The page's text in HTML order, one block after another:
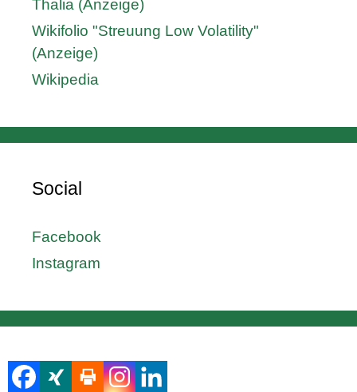
Thalia (Anzeige)
Wikifolio "Streuung Low Volatility"
(Anzeige)
Wikipedia
Social
Facebook
Instagram
Kategorien